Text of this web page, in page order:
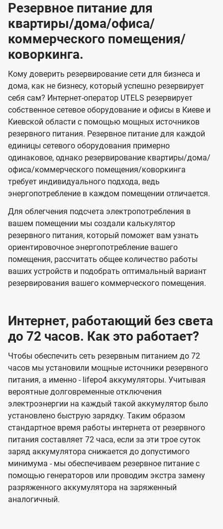
Резервное питание для
квартиры/дома/офиса/
коммерческого помещения/
коворкинга.
Кому доверить резервирование сети для бизнеса и
дома, как не бизнесу, который успешно резервирует
себя сам? Интернет-оператор UTELS резервирует
собственное сетевое оборудование и офисы в Киеве и
Киевской области с помощью мощных источников
резервного питания. Резервное питание для каждой
единицы сетевого оборудования примерно
одинаковое, однако резервирование квартиры/дома/
офиса/коммерческого помещения/коворкинга
требует индивидуального подхода, ведь
энергопотребление в каждом помещении отличается.
Для облегчения подсчета электропотребления в
вашем помещении мы создали калькулятор
резервного питания, который поможет вам узнать
ориентировочное энергопотребление вашего
помещения, рассчитать общее количество работы
ваших устройств и подобрать оптимальный вариант
резервирования вашего коммерческого помещения.
Интернет, работающий без света
до 72 часов. Как это работает?
Чтобы обеспечить сеть резервным питанием до 72
часов мы установили мощные источники резервного
питания, а именно - lifepo4 аккумуляторы. Учитывая
вероятные долговременные отключения
электроэнергии на каждый такой аккумулятор было
установлено быструю зарядку. Таким образом
стандартное время работы интернета от резервного
питания составляет 72 часа, если за эти трое суток
заряд аккумулятора снижается до допустимого
минимума - мы обеспечиваем резервное питание с
помощью генераторов или проводим экстра замену
разряженного аккумулятора на заряженный
аналогичный.